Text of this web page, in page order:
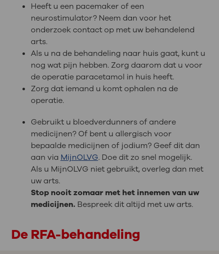
Heeft u een pacemaker of een
neurostimulator? Neem dan voor het
onderzoek contact op met uw behandelend
arts.
Als u na de behandeling naar huis gaat, kunt u
nog wat pijn hebben. Zorg daarom dat u voor
de operatie paracetamol in huis heeft.
Zorg dat iemand u komt ophalen na de
operatie.
Gebruikt u bloedverdunners of andere
medicijnen? Of bent u allergisch voor
bepaalde medicijnen of jodium? Geef dit dan
aan via MijnOLVG. Doe dit zo snel mogelijk.
Als u MijnOLVG niet gebruikt, overleg dan met
uw arts.
Stop nooit zomaar met het innemen van uw
medicijnen.Bespreek dit altijd met uw arts.
De RFA-behandeling